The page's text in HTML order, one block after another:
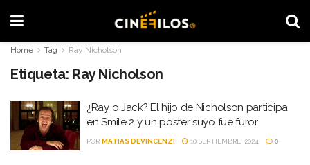
Home Tag Ray Nicholson
Etiqueta: Ray Nicholson
¿Ray o Jack? El hijo de Nicholson participa
en Smile 2 y un poster suyo fue furor
POR MATIAS DEVINCENZI 10 SEPTIEMBRE, 2024 0